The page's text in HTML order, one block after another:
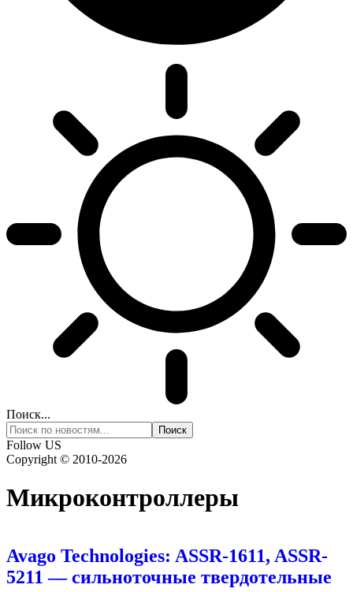
Поиск...
Follow US
Copyright © 2010-2026
Микроконтроллеры
Avago Technologies: ASSR-1611, ASSR-
5211 — сильноточные твердотельные